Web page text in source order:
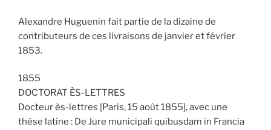
Alexandre Huguenin fait partie de la dizaine de
contributeurs de ces livraisons de janvier et février
1853.
1855
DOCTORAT ÈS-LETTRES
Docteur ès-lettres [Paris, 15 août 1855], avec une
thèse latine : De Jure municipali quibusdam in Francia